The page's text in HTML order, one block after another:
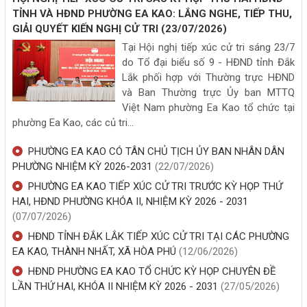
SẦU RIÊNG ĐẮK LẮK NĂM 2026
(04/08/2026, 00:00)
CÔNG AN PHƯỜNG EA KAO KÝ KẾT QUY CHẾ PHỐI HỢP VỚI CÁC
TRƯỜNG ĐẠI HỌC, CAO ĐẲNG TRONG CÔNG TÁC BẢO ĐẢM AN
NINH, TRẬT TỰ TRÊN ĐỊA BÀN
(01/08/2026, 00:00)
LÃNH ĐẠO ĐẢNG ỦY PHƯỜNG EAKAO
(28/07/2027, 00:00)
(P1/5)
Đồng bào Ê Đê chào mừng Đại hội Đảng toàn quốc lần thứ
XIV
“Buôn Tơng Jǔ - Ea Kao xin chào”: Khi thổ cẩm, ẩm thực Ê
Đê bước vào không gian số
Đảng bộ phường Ea Kao báo cáo kết quả thực hiện Nghị
quyết năm 2025 và mục tiêu, giải pháp trọng tâm năm 2026
Hướng dẫn đăng ký khai sinh
Hẻm 25 Mai Thị Lựu
Triển khai thực hiện dịch vụ công trực tuyến “Thông báo
hoạt động khuyến mại”
Giới thiệu phóng sự phường Ea Kao tham gia cuộc thi tuyên
truyền cải cách hành chính tỉnh Đắk Lắk năm 2025
TRẢI NGHIỆM DÙ LƯỢN VÀ CHÈO KAZAK TRÊN MẶT HỒ EA
KAO
PHƯỜNG EA KAO - VIỆC PHỐ VIỆC LÀNG ĐẤT VÀNG CŨNG
HIẾN
PHƯỜNG EA KAO - ĐÁNH THỨC KHÔNG GIAN ĐẦU TƯ DU
LỊCH
TRIỂN KHAI TUẦN LỄ VÀNG LÀM THỦ TỤC HÀNH CHÍNH TẠI
EA KAO
PHƯỜNG EA KAO HOÀN THÀNH NHIỀU CHỈ TIÊU QUAN TRỌNG
TRONG QUÝ I/2026
HƯỚNG DẪN CẤP GIẤY XÁC NHẬN TÌNH TRẠNG HÔN NHÂN
TRỰC TUYẾN
Hội nghị Tổng kết nhiệm kỳ HĐND phường Ea Kao khóa I,
nhiệm kỳ 2021 - 2026 và Tổng kết công tác bầu cử nhiệm kỳ
2026 - 2031
UBND phường Ea Kao triển khai kế hoạch phát triển KT-XH, bảo
đảm QP-AN năm 2026
Tuyên truyền Đề án 06, phát triển khoa học, công nghệ, đổi mới
TỈNH VÀ HĐND PHƯỜNG EA KAO: LẮNG NGHE, TIẾP THU,
GIẢI QUYẾT KIẾN NGHỊ CỬ TRI (23/07/2026)
Tại Hội nghị tiếp xúc cử tri sáng 23/7
do Tổ đại biểu số 9 - HĐND tỉnh Đắk
Lắk phối hợp với Thường trực HĐND
và Ban Thường trực Ủy ban MTTQ
Việt Nam phường Ea Kao tổ chức tại
phường Ea Kao, các củ tri...
PHƯỜNG EA KAO CÓ TÂN CHỦ TỊCH ỦY BAN NHÂN DÂN
PHƯỜNG NHIỆM KỲ 2026-2031 (22/07/2026)
PHƯỜNG EA KAO TIẾP XÚC CỬ TRI TRƯỚC KỲ HỌP THỨ
HAI, HĐND PHƯỜNG KHÓA II, NHIỆM KỲ 2026 - 2031
(07/07/2026)
HĐND TỈNH ĐẮK LẮK TIẾP XÚC CỬ TRI TẠI CÁC PHƯỜNG
EA KAO, THÀNH NHẤT, XÃ HÒA PHÚ (12/06/2026)
HĐND PHƯỜNG EA KAO TỔ CHỨC KỲ HỌP CHUYÊN ĐỀ
LẦN THỨ HAI, KHÓA II NHIỆM KỲ 2026 - 2031 (27/05/2026)